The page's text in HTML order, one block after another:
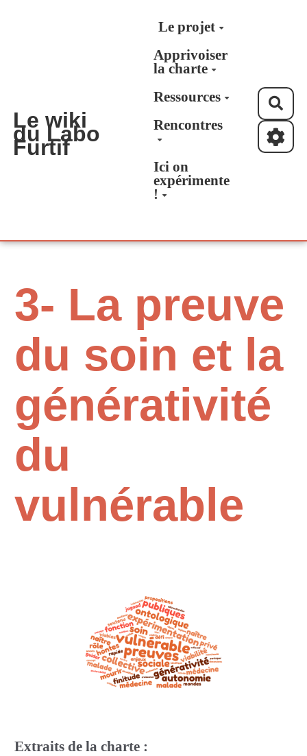
Aller au contenu principal
Le wiki
du Labo
Furtif
Le projet
Apprivoiser
la charte
Ressources
Rencontres
Ici on
expérimente
!
3- La preuve
du soin et la
générativité
du
vulnérable
Extraits de la charte :